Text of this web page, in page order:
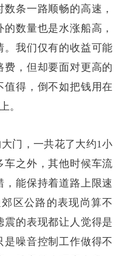
条一路顺畅的高速，
数量也是水涨船高，
。我们仅有的收益可能
费，但却要面对更高的
值得，倒不如把钱用在
。
门，一共花了大约1小
车之外，其他时候车流
能保持着道路上限速
区公路的表现尚算不
的表现都让人觉得是
噪音控制工作做得不